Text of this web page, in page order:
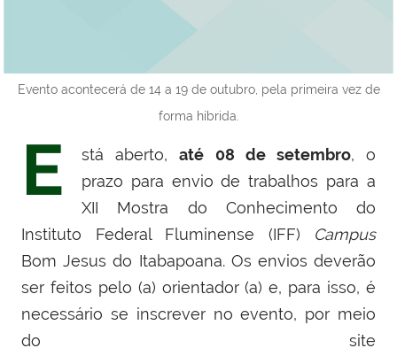
Evento acontecerá de 14 a 19 de outubro, pela primeira vez de
forma híbrida.
E stá aberto,até 08 de setembro, o
prazo para envio de trabalhos para a
XII Mostra do Conhecimento do
Instituto Federal Fluminense (IFF) Campus
Bom Jesus do Itabapoana. Os envios deverão
ser feitos pelo (a) orientador (a) e, para isso, é
necessário se inscrever no evento, por meio
do site